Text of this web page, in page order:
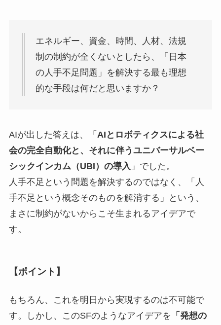
エネルギー、資金、時間、人材、法規
制の制約が全くないとしたら、「日本
の人手不足問題」を解決する最も理想
的な手段は何だと思いますか？
AIが出した答えは、「 AIとロボティクスによる社
会の完全自動化と、それに伴うユニバーサルベー
シックインカム（UBI）の導入 」でした。
人手不足という問題を解決するのではなく、「人
手不足という概念そのものを解消する」という、
まさに制約がないからこそ生まれるアイデアで
す。
【ポイント】
もちろん、これを明日から実現するのは不可能で
す。しかし、このSFのようなアイデアを 「発想の